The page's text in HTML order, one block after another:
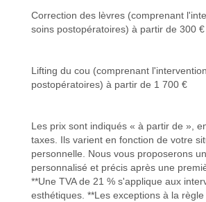
Correction des lèvres (comprenant
soins postopératoires) à partir de 300 €
Lifting du cou (comprenant
postopératoires) à partir de 1 700 €
Les prix sont indiqués « à partir de »,
taxes. Ils varient en fonction de votre
personnelle. Nous vous proposerons
personnalisé et précis après une
**Une TVA de 21 % s'applique aux
esthétiques. **Les exceptions à la